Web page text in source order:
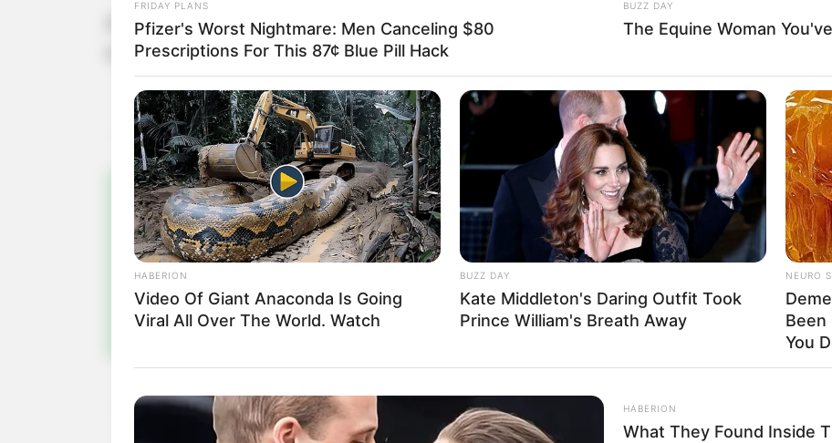
A ocorrência será registrada na sede da Polícia Federal de Marília, para onde foram
e o motorista.
Participe do nosso grupo do WhatsApp!
Fique informado em tempo real sobre as principais notícias de Paraguaçu
Clique aqui para entrar no grupo
FRIDAY PLANS
Pfizer's Worst Nightmare: Men Canceling $80
Prescriptions For This 87¢ Blue Pill Hack
BUZZ DAY
The Equine Woman
HABERION
Video Of Giant Anaconda Is Going
Viral All Over The World. Watch
BUZZ DAY
Kate Middleton's Daring Outfit Took
Prince William's Breath Away
NEURO
Been
You
HABERION
What They Found Inside